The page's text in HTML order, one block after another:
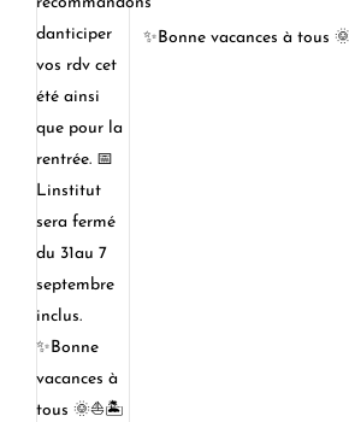
✨Bonne vacances à tous